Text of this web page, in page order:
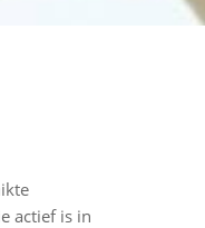
actief is in